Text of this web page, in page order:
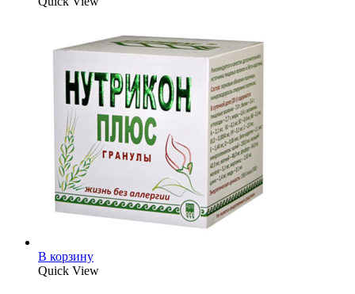
В корзину
Quick View